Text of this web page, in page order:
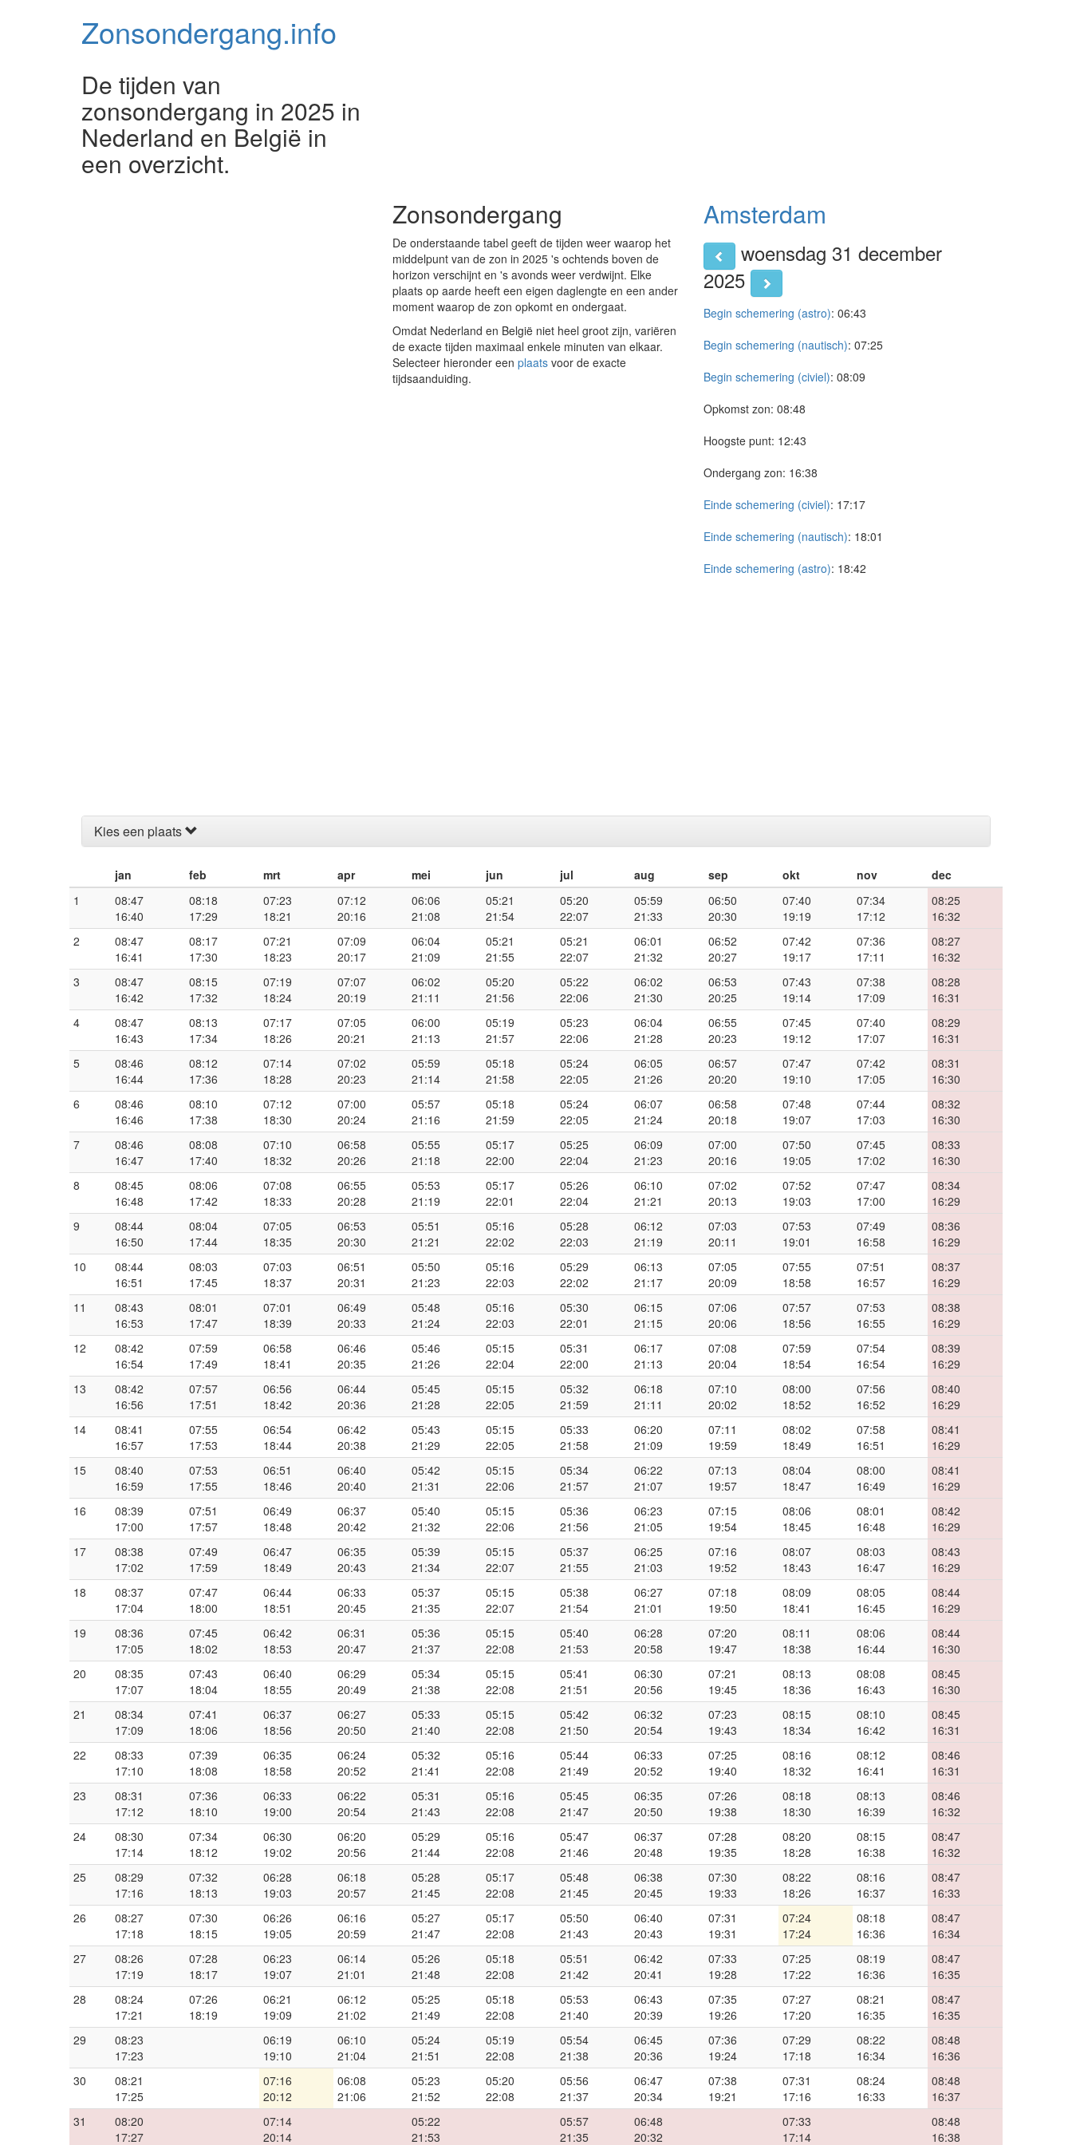
Zonsondergang.info
De tijden van
zonsondergang in 2025 in
Nederland en België in
een overzicht.
Zonsondergang
De onderstaande tabel geeft de tijden weer waarop het
middelpunt van de zon in 2025 's ochtends boven de
horizon verschijnt en 's avonds weer verdwijnt. Elke
plaats op aarde heeft een eigen daglengte en een ander
moment waarop de zon opkomt en ondergaat.
Omdat Nederland en België niet heel groot zijn, variëren
de exacte tijden maximaal enkele minuten van elkaar.
Selecteer hieronder een plaats voor de exacte
tijdsaanduiding.
Amsterdam
woensdag 31 december
2025
Begin schemering (astro): 06:43
Begin schemering (nautisch): 07:25
Begin schemering (civiel): 08:09
Opkomst zon: 08:48
Hoogste punt: 12:43
Ondergang zon: 16:38
Einde schemering (civiel): 17:17
Einde schemering (nautisch): 18:01
Einde schemering (astro): 18:42
Kies een plaats
jan feb mrt apr mei jun jul aug sep okt nov
dec
1
08:47
16:40
08:18
17:29
07:23
18:21
07:12
20:16
06:06
21:08
05:21
21:54
05:20
22:07
05:59
21:33
06:50
20:30
07:40
19:19
07:34
17:12
08:25
16:32
2
08:47
16:41
08:17
17:30
07:21
18:23
07:09
20:17
06:04
21:09
05:21
21:55
05:21
22:07
06:01
21:32
06:52
20:27
07:42
19:17
07:36
17:11
08:27
16:32
3
08:47
16:42
08:15
17:32
07:19
18:24
07:07
20:19
06:02
21:11
05:20
21:56
05:22
22:06
06:02
21:30
06:53
20:25
07:43
19:14
07:38
17:09
08:28
16:31
4
08:47
16:43
08:13
17:34
07:17
18:26
07:05
20:21
06:00
21:13
05:19
21:57
05:23
22:06
06:04
21:28
06:55
20:23
07:45
19:12
07:40
17:07
08:29
16:31
5
08:46
16:44
08:12
17:36
07:14
18:28
07:02
20:23
05:59
21:14
05:18
21:58
05:24
22:05
06:05
21:26
06:57
20:20
07:47
19:10
07:42
17:05
08:31
16:30
6
08:46
16:46
08:10
17:38
07:12
18:30
07:00
20:24
05:57
21:16
05:18
21:59
05:24
22:05
06:07
21:24
06:58
20:18
07:48
19:07
07:44
17:03
08:32
16:30
7
08:46
16:47
08:08
17:40
07:10
18:32
06:58
20:26
05:55
21:18
05:17
22:00
05:25
22:04
06:09
21:23
07:00
20:16
07:50
19:05
07:45
17:02
08:33
16:30
8
08:45
16:48
08:06
17:42
07:08
18:33
06:55
20:28
05:53
21:19
05:17
22:01
05:26
22:04
06:10
21:21
07:02
20:13
07:52
19:03
07:47
17:00
08:34
16:29
9
08:44
16:50
08:04
17:44
07:05
18:35
06:53
20:30
05:51
21:21
05:16
22:02
05:28
22:03
06:12
21:19
07:03
20:11
07:53
19:01
07:49
16:58
08:36
16:29
10
08:44
16:51
08:03
17:45
07:03
18:37
06:51
20:31
05:50
21:23
05:16
22:03
05:29
22:02
06:13
21:17
07:05
20:09
07:55
18:58
07:51
16:57
08:37
16:29
11
08:43
16:53
08:01
17:47
07:01
18:39
06:49
20:33
05:48
21:24
05:16
22:03
05:30
22:01
06:15
21:15
07:06
20:06
07:57
18:56
07:53
16:55
08:38
16:29
12
08:42
16:54
07:59
17:49
06:58
18:41
06:46
20:35
05:46
21:26
05:15
22:04
05:31
22:00
06:17
21:13
07:08
20:04
07:59
18:54
07:54
16:54
08:39
16:29
13
08:42
16:56
07:57
17:51
06:56
18:42
06:44
20:36
05:45
21:28
05:15
22:05
05:32
21:59
06:18
21:11
07:10
20:02
08:00
18:52
07:56
16:52
08:40
16:29
14
08:41
16:57
07:55
17:53
06:54
18:44
06:42
20:38
05:43
21:29
05:15
22:05
05:33
21:58
06:20
21:09
07:11
19:59
08:02
18:49
07:58
16:51
08:41
16:29
15
08:40
16:59
07:53
17:55
06:51
18:46
06:40
20:40
05:42
21:31
05:15
22:06
05:34
21:57
06:22
21:07
07:13
19:57
08:04
18:47
08:00
16:49
08:41
16:29
16
08:39
17:00
07:51
17:57
06:49
18:48
06:37
20:42
05:40
21:32
05:15
22:06
05:36
21:56
06:23
21:05
07:15
19:54
08:06
18:45
08:01
16:48
08:42
16:29
17
08:38
17:02
07:49
17:59
06:47
18:49
06:35
20:43
05:39
21:34
05:15
22:07
05:37
21:55
06:25
21:03
07:16
19:52
08:07
18:43
08:03
16:47
08:43
16:29
18
08:37
17:04
07:47
18:00
06:44
18:51
06:33
20:45
05:37
21:35
05:15
22:07
05:38
21:54
06:27
21:01
07:18
19:50
08:09
18:41
08:05
16:45
08:44
16:29
19
08:36
17:05
07:45
18:02
06:42
18:53
06:31
20:47
05:36
21:37
05:15
22:08
05:40
21:53
06:28
20:58
07:20
19:47
08:11
18:38
08:06
16:44
08:44
16:30
20
08:35
17:07
07:43
18:04
06:40
18:55
06:29
20:49
05:34
21:38
05:15
22:08
05:41
21:51
06:30
20:56
07:21
19:45
08:13
18:36
08:08
16:43
08:45
16:30
21
08:34
17:09
07:41
18:06
06:37
18:56
06:27
20:50
05:33
21:40
05:15
22:08
05:42
21:50
06:32
20:54
07:23
19:43
08:15
18:34
08:10
16:42
08:45
16:31
22
08:33
17:10
07:39
18:08
06:35
18:58
06:24
20:52
05:32
21:41
05:16
22:08
05:44
21:49
06:33
20:52
07:25
19:40
08:16
18:32
08:12
16:41
08:46
16:31
23
08:31
17:12
07:36
18:10
06:33
19:00
06:22
20:54
05:31
21:43
05:16
22:08
05:45
21:47
06:35
20:50
07:26
19:38
08:18
18:30
08:13
16:39
08:46
16:32
24
08:30
17:14
07:34
18:12
06:30
19:02
06:20
20:56
05:29
21:44
05:16
22:08
05:47
21:46
06:37
20:48
07:28
19:35
08:20
18:28
08:15
16:38
08:47
16:32
25
08:29
17:16
07:32
18:13
06:28
19:03
06:18
20:57
05:28
21:45
05:17
22:08
05:48
21:45
06:38
20:45
07:30
19:33
08:22
18:26
08:16
16:37
08:47
16:33
26
08:27
17:18
07:30
18:15
06:26
19:05
06:16
20:59
05:27
21:47
05:17
22:08
05:50
21:43
06:40
20:43
07:31
19:31
07:24
17:24
08:18
16:36
08:47
16:34
27
08:26
17:19
07:28
18:17
06:23
19:07
06:14
21:01
05:26
21:48
05:18
22:08
05:51
21:42
06:42
20:41
07:33
19:28
07:25
17:22
08:19
16:36
08:47
16:35
28
08:24
17:21
07:26
18:19
06:21
19:09
06:12
21:02
05:25
21:49
05:18
22:08
05:53
21:40
06:43
20:39
07:35
19:26
07:27
17:20
08:21
16:35
08:47
16:35
29
08:23
17:23
06:19
19:10
06:10
21:04
05:24
21:51
05:19
22:08
05:54
21:38
06:45
20:36
07:36
19:24
07:29
17:18
08:22
16:34
08:48
16:36
30
08:21
17:25
07:16
20:12
06:08
21:06
05:23
21:52
05:20
22:08
05:56
21:37
06:47
20:34
07:38
19:21
07:31
17:16
08:24
16:33
08:48
16:37
31
08:20
17:27
07:14
20:14
05:22
21:53
05:57
21:35
06:48
20:32
07:33
17:14
08:48
16:38